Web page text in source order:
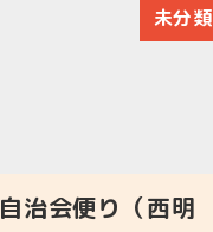
未分類
自治会便り（西明